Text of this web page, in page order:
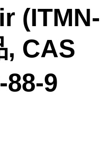
(ITMN-
, CAS
88-9